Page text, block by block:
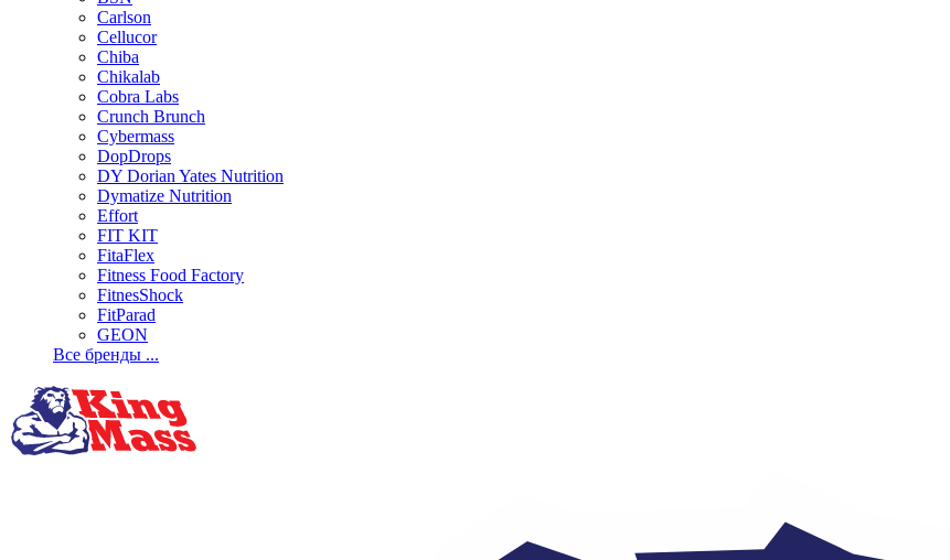
Carlson
Cellucor
Chiba
Chikalab
Cobra Labs
Crunch Brunch
Cybermass
DopDrops
DY Dorian Yates Nutrition
Dymatize Nutrition
Effort
FIT KIT
FitaFlex
Fitness Food Factory
FitnesShock
FitParad
GEON
Все бренды ...